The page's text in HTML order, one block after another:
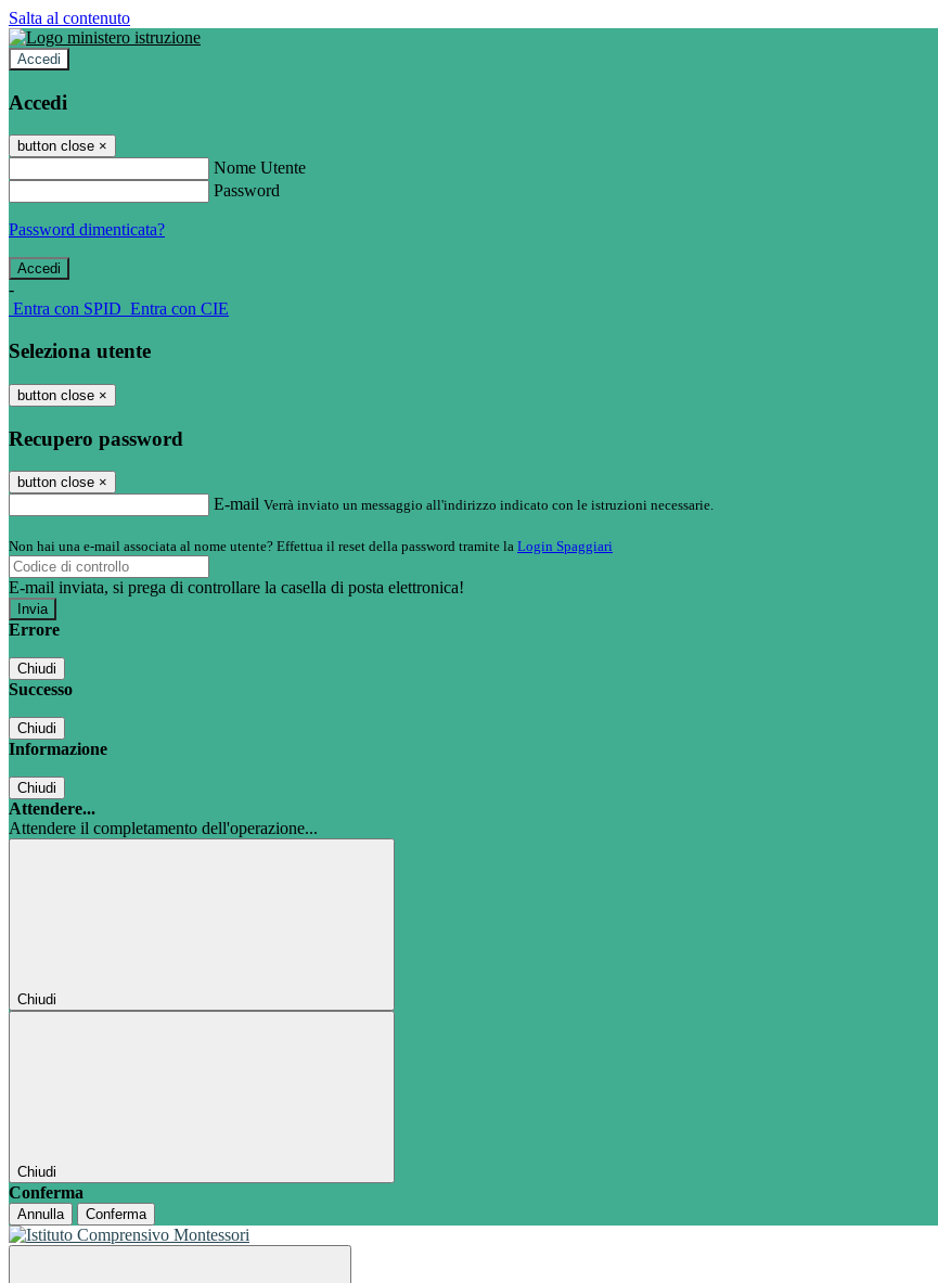
Salta al contenuto
Accedi
Accedi
button close ×
Nome Utente
Password
Password dimenticata?
-
Entra con SPID Entra con CIE
Seleziona utente
button close ×
Recupero password
button close ×
E-mail Verrà inviato un messaggio all'indirizzo indicato con le istruzioni necessarie.
Non hai una e-mail associata al nome utente? Effettua il reset della password tramite la Login Spaggiari
E-mail inviata, si prega di controllare la casella di posta elettronica!
Errore
Chiudi
Successo
Chiudi
Informazione
Chiudi
Attendere...
Attendere il completamento dell'operazione...
Chiudi
Chiudi
Conferma
Annulla Conferma